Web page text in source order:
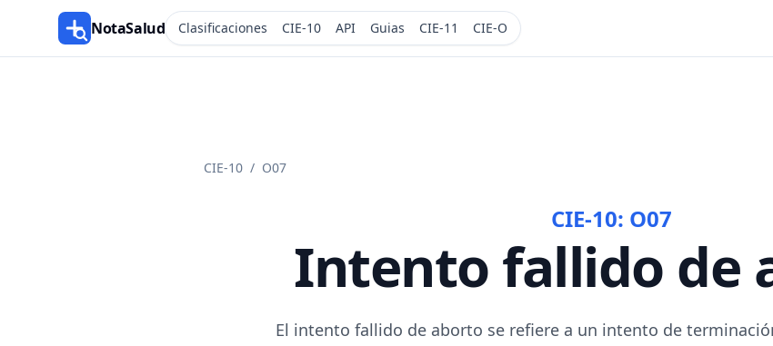
NotaSalud Clasificaciones CIE-10 API Guias CIE-11 CIE-O
CIE-10 / O07
CIE-10: O07
Intento fallido de
El intento fallido de aborto se refiere a un intento de